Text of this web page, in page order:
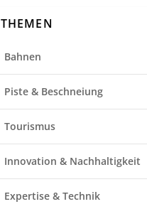
THEMEN
Bahnen
Piste & Beschneiung
Tourismus
Innovation & Nachhaltigkeit
Expertise & Technik